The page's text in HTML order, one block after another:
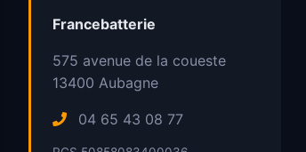
Francebatterie
575 avenue de la coueste
13400 Aubagne
04 65 43 08 77